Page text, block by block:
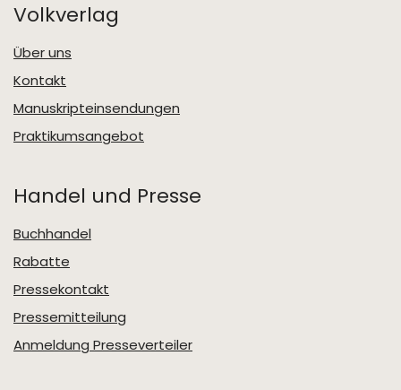
Volkverlag
Über uns
Kontakt
Manuskripteinsendungen
Praktikumsangebot
Handel und Presse
Buchhandel
Rabatte
Pressekontakt
Pressemitteilung
Anmeldung Presseverteiler